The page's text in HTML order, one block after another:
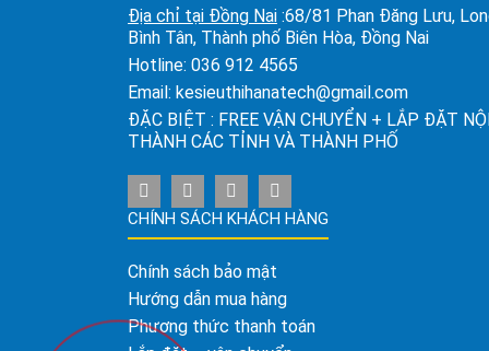
Địa chỉ tại Đồng Nai :68/81 Phan Đăng Lưu,
Bình Tân, Thành phố Biên Hòa, Đồng Nai
Hotline: 036 912 4565
Email: kesieuthihanatech@gmail.com
ĐẶC BIỆT : FREE VẬN CHUYỂN + LẮP ĐẶT
THÀNH CÁC TỈNH VÀ THÀNH PHỐ
CHÍNH SÁCH KHÁCH HÀNG
Chính sách bảo mật
Hướng dẫn mua hàng
Phương thức thanh toán